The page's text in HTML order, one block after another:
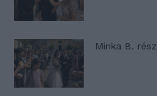
Minka 8. rész